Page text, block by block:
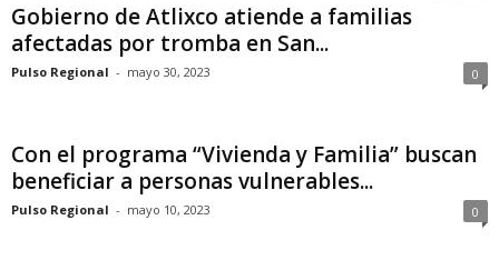
Gobierno de Atlixco atiende a familias
afectadas por tromba en San...
Pulso Regional - mayo 30, 2023 0
Con el programa “Vivienda y Familia” buscan
beneficiar a personas vulnerables...
Pulso Regional - mayo 10, 2023 0